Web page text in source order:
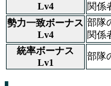
Lv4
関係
勢力一致ボーナス
Lv4
部隊
関係
統率ボーナス
Lv1
部隊